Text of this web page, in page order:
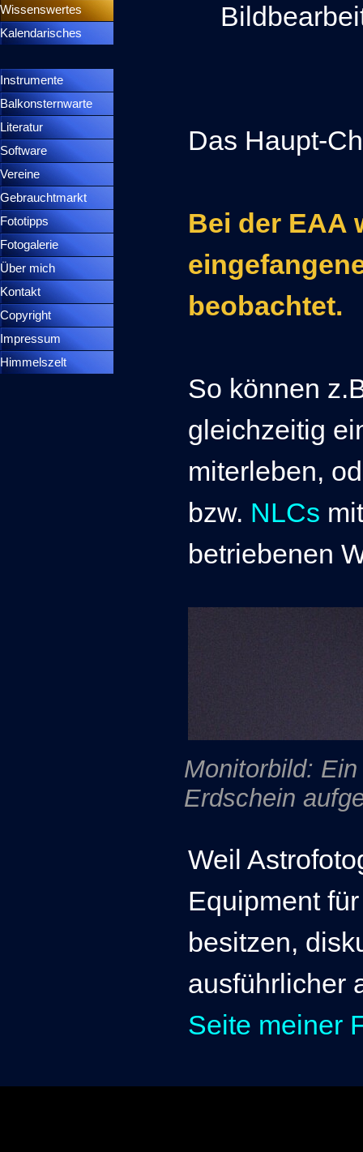
Wissenswertes
Kalendarisches
Instrumente
Balkonsternwarte
Literatur
Software
Vereine
Gebrauchtmarkt
Fototipps
Fotogalerie
Über mich
Kontakt
Copyright
Impressum
Himmelszelt
Das Haupt-
Bei der EAA
beobachtet.
So können
gleichzeitig
miterleben,
bzw. NLCs
betriebenen
Monitorbild:
Erdschein
Weil
Equipment
besitzen,
ausführlicher
Seite meiner